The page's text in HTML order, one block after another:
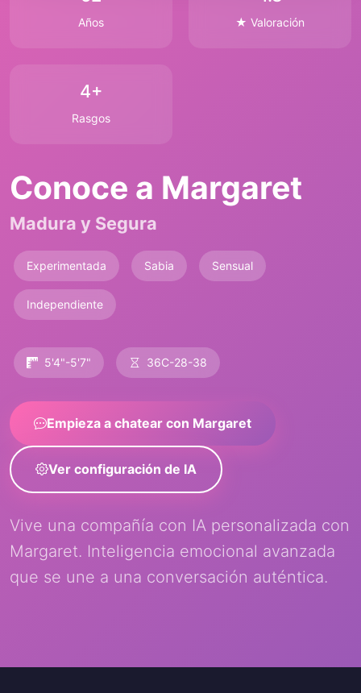
Años ★ Valoración
4+
Rasgos
Conoce a Margaret
Madura y Segura
Experimentada Sabia Sensual
Independiente
5'4"-5'7" 36C-28-38
Empieza a chatear con Margaret
Ver configuración de IA
Vive una compañía con IA personalizada con
Margaret. Inteligencia emocional avanzada
que se une a una conversación auténtica.